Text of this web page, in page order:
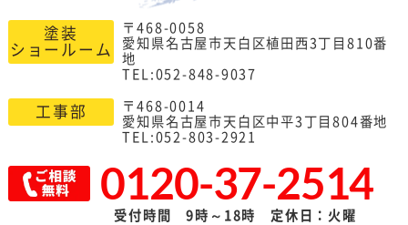
塗装
ショールーム
〒468-0058
愛知県名古屋市天白区植田西3丁目810番
地
TEL:052-848-9037
工事部
〒468-0014
愛知県名古屋市天白区中平3丁目804番地
TEL:052-803-2921
0120-37-2514
受付時間 9時～18時 定休日：火曜